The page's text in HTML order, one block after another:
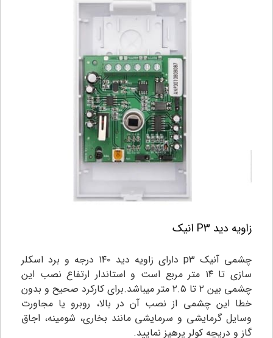
زاویه دید P3 انیک
چشمی آنیک p3 دارای زاویه دید ۱۴۰ درجه و برد اسکلر
سازی تا ۱۴ متر مربع است و استاندار ارتفاع نصب این
چشمی بین ۲ تا ۲.۵ متر میباشد.برای کارکرد صحیح و بدون
خطا این چشمی از نصب آن در بالا، روبرو یا مجاورت
وسایل گرمایشی و سرمایشی مانند بخاری، شومینه، اجاق
گاز و دریچه کولر پرهیز نمایید.